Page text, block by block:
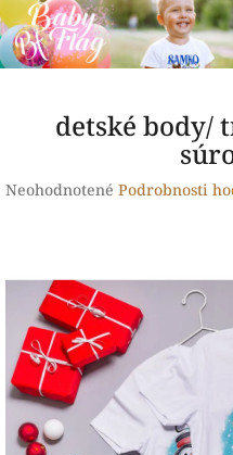
Prejsť
na
obsah
detské body/
Priemerné
0,0
hviezdičiek.
Neohodnotené Podrobnosti